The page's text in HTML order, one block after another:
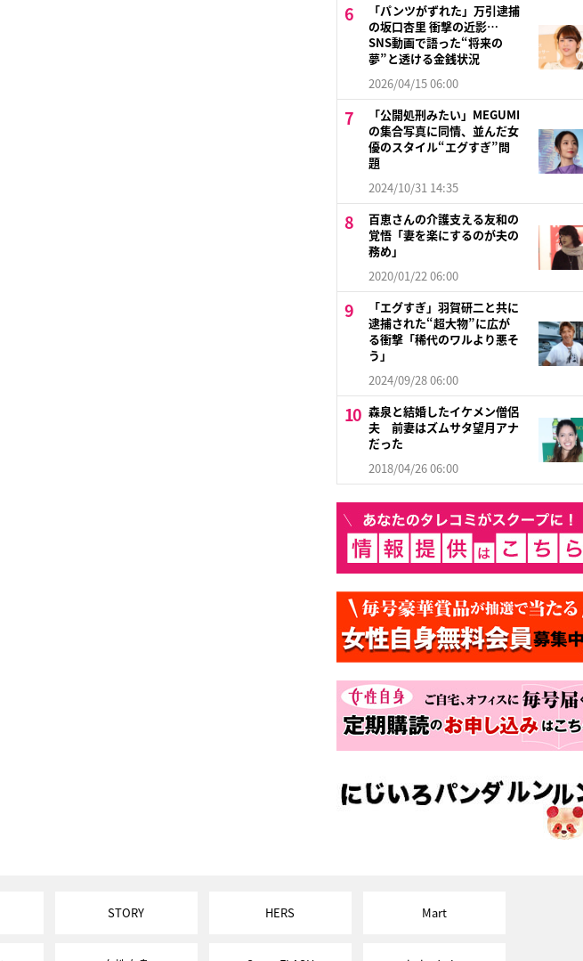
「パンツがずれた」万引逮捕
の坂口杏里 衝撃の近影…
SNS動画で語った“将来の
夢”と透ける金銭状況
2026/04/15 06:00
「公開処刑みたい」MEGUMI
の集合写真に同情、並んだ女
優のスタイル“エグすぎ”問
題
2024/10/31 14:35
百恵さんの介護支える友和の
覚悟「妻を楽にするのが夫の
務め」
2020/01/22 06:00
「エグすぎ」羽賀研二と共に
逮捕された“超大物”に広が
る衝撃「稀代のワルより悪そ
う」
2024/09/28 06:00
森泉と結婚したイケメン僧侶
夫 前妻はズムサタ望月アナ
だった
2018/04/26 06:00
STORY HERS Mart